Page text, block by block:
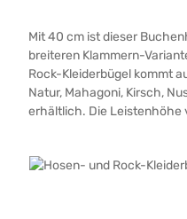
Mit 40 cm ist dieser
breiteren Klammern-
Rock-Kleiderbügel kommt
Natur, Mahagoni, Kirsch,
erhältlich. Die Leistenhöhe
Bildergalerie überspringen